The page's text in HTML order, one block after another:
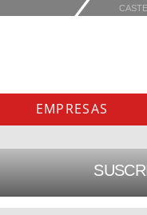
EMPRESAS